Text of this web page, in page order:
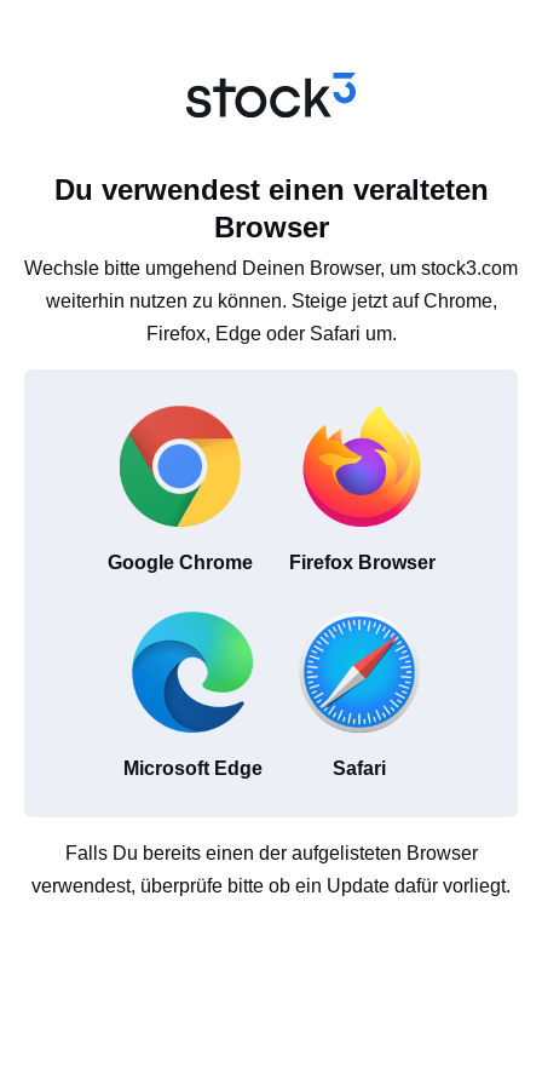
Du verwendest einen veralteten
Browser
Wechsle bitte umgehend Deinen Browser, um stock3.com
weiterhin nutzen zu können. Steige jetzt auf Chrome,
Firefox, Edge oder Safari um.
Google Chrome Firefox Browser
Microsoft Edge Safari
Falls Du bereits einen der aufgelisteten Browser
verwendest, überprüfe bitte ob ein Update dafür vorliegt.